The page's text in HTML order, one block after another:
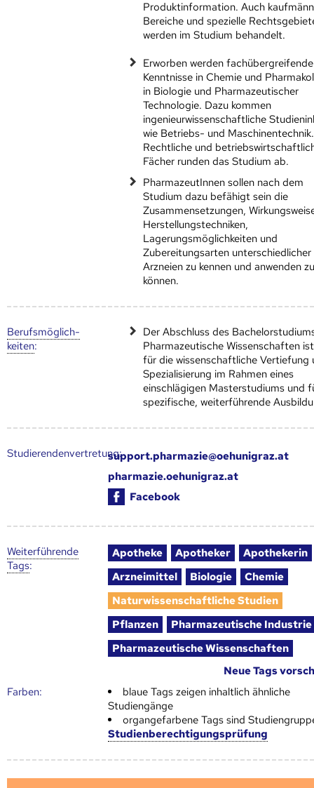
Produktinformation. Auch
Bereiche und spezielle
werden im Studium behandelt.
Erworben werden fachübergreifende
Kenntnisse in Chemie und
in Biologie und Pharmazeutischer
Technologie. Dazu kommen
ingenieurwissenschaftliche
wie Betriebs- und Maschinentechnik.
Rechtliche und
Fächer runden das Studium ab.
PharmazeutInnen sollen nach dem
Studium dazu befähigt sein die
Zusammensetzungen,
Herstellungstechniken,
Lagerungsmöglichkeiten und
Zubereitungsarten unterschiedlicher
Arzneien zu kennen und anwenden
können.
Berufs­möglich­
keiten:
Der Abschluss des
Pharmazeutische Wissenschaften
für die wissenschaftliche Vertiefung
Spezialisierung im Rahmen eines
einschlägigen Masterstudiums und
spezifische, weiterführende
Studierendenvertretung:support.pharmazie@oehunigraz.at
pharmazie.oehunigraz.at
Facebook
Weiter­führende
Tags:
Apotheke Apotheker
Apothekerin
Arzneimittel
Biologie
Chemie
Naturwissenschaftliche Studien
Pflanzen
Pharmazeutische Industrie
Pharmazeutische Wissenschaften
Neue Tags
Farben:
blaue Tags zeigen inhaltlich ähnliche
Studiengänge
organgefarbene Tags sind
Studienberechtigungsprüfung